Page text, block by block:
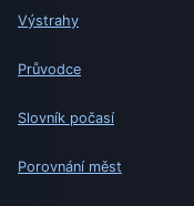
Výstrahy
Průvodce
Slovník počasí
Porovnání měst